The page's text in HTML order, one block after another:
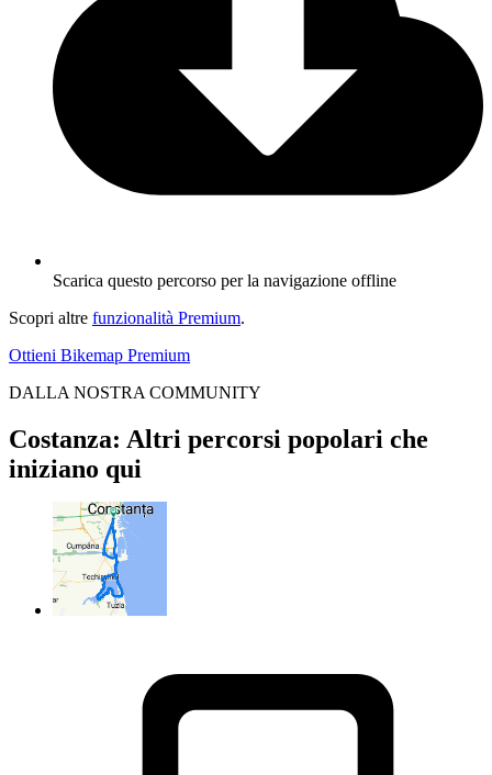
Scarica questo percorso per la navigazione offline
Scopri altre funzionalità Premium.
Ottieni Bikemap Premium
DALLA NOSTRA COMMUNITY
Costanza: Altri percorsi popolari che
iniziano qui